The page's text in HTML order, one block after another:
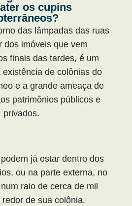
os cupins
das lâmpadas das ruas
dos imóveis que vem
finais das tardes, é um
de colônias do
e a grande ameaça de
patrimônios públicos e
privados.
já estar dentro dos
ou na parte externa, no
raio de cerca de mil
redor de sua colônia.